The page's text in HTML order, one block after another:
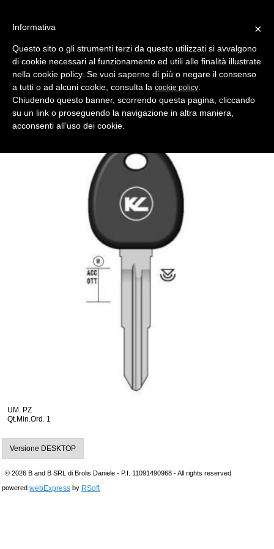
Indietro
CHIAVI AUTO > CHIAVI AUTO/MOTO
chiave auto transponder hy10tk3 nera
Comparativo Silca HYN10T4 Produttore Key Line
UM. PZ
Qt.Min.Ord. 1
Versione DESKTOP
© 2026 B and B SRL di Brolis Daniele - P.I. 11091490968 - All rights reserved
powered webExpress by RSoft
×
Informativa
Questo sito o gli strumenti terzi da questo utilizzati si avvalgono
di cookie necessari al funzionamento ed utili alle finalità illustrate
nella cookie policy. Se vuoi saperne di più o negare il consenso
a tutti o ad alcuni cookie, consulta la cookie policy
Chiudendo questo banner, scorrendo questa pagina, cliccando
su un link o proseguendo la navigazione in altra maniera,
acconsenti all’uso dei cookie.